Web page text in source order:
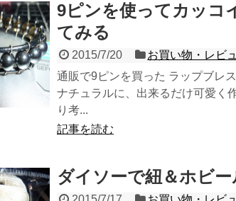
9ピンを使ってカッコ
てみる
2015/7/20 お買い物・レビ
通販で9ピンを買った ラップブレ
ナチュラルに、出来るだけ可愛く
り考...
記事を読む
ダイソーで紐＆ホビ